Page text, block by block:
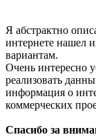
Я абстрактно
интернете нашел
вариантам.
Очень интересно
реализовать
информация о
коммерческих
Спасибо за